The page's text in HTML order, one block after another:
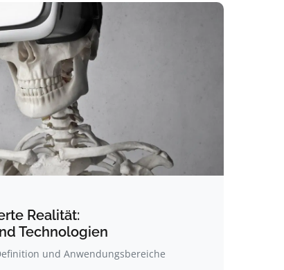
Realität:
Technologien
und Anwendungsbereiche